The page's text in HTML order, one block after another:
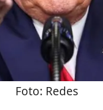
Foto: Redes